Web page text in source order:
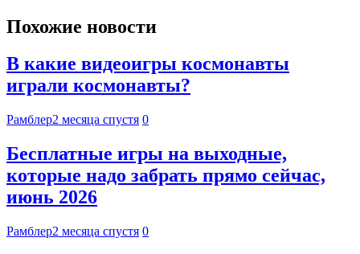
Похожие новости
В какие видеоигры космонавты
играли космонавты?
Рамблер2 месяца спустя 0
Бесплатные игры на выходные,
которые надо забрать прямо сейчас,
июнь 2026
Рамблер2 месяца спустя 0